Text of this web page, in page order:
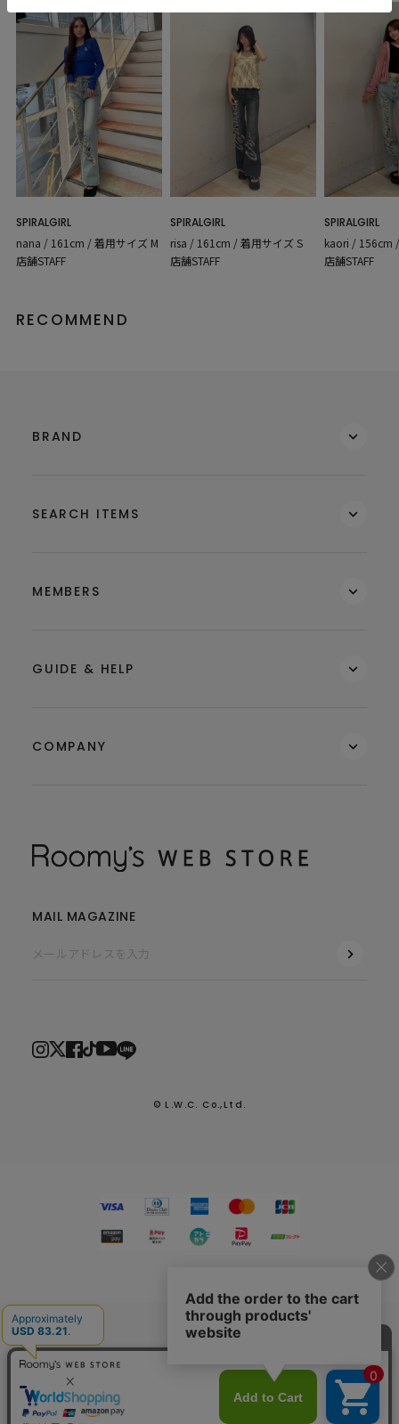
2026.7.29
熊本県熊本地方を震源とする地震による配送への影響につい
て
SPIRALGIRL
nana / 161cm / 着用サイズ M
店舗STAFF
SPIRALGIRL
risa / 161cm / 着用サイズ S
店舗STAFF
SPIRALGIRL
kaori / 156cm
店舗STAFF
RECOMMEND
BRAND
SEARCH ITEMS
MEMBERS
GUIDE & HELP
COMPANY
MAIL MAGAZINE
© L.W.C. Co.,Ltd.